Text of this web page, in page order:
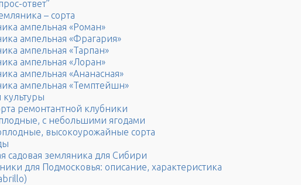
ответ”
– сорта
ампельная «Роман»
ампельная «Фрагария»
ампельная «Тарпан»
ампельная «Лоран»
ампельная «Ананасная»
ампельная «Темптейшн»
культуры
ремонтантной клубники
с небольшими ягодами
высокоурожайные сорта
садовая земляника для Сибири
для Подмосковья: описание, характеристика